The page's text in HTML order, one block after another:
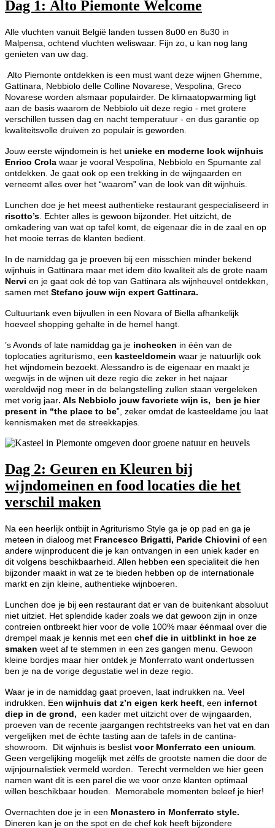
Dag 1: Alto Piemonte Welcome
Alle vluchten vanuit België landen tussen 8u00 en 8u30 in
Malpensa, ochtend vluchten weliswaar. Fijn zo, u kan nog lang
genieten van uw dag.
Alto Piemonte ontdekken is een must want deze wijnen Ghemme,
Gattinara, Nebbiolo delle Colline Novarese, Vespolina, Greco
Novarese worden alsmaar populairder. De klimaatopwarming ligt
aan de basis waarom de Nebbiolo uit deze regio - met grotere
verschillen tussen dag en nacht temperatuur - en dus garantie op
kwaliteitsvolle druiven zo populair is geworden.
Jouw eerste wijndomein is het unieke en moderne look wijnhuis
Enrico Crola waar je vooral Vespolina, Nebbiolo en Spumante zal
ontdekken. Je gaat ook op een trekking in de wijngaarden en
verneemt alles over het “waarom” van de look van dit wijnhuis.
Lunchen doe je het meest authentieke restaurant gespecialiseerd in
risotto’s . Echter alles is gewoon bijzonder. Het uitzicht, de
omkadering van wat op tafel komt, de eigenaar die in de zaal en op
het mooie terras de klanten bedient.
In de namiddag ga je proeven bij een misschien minder bekend
wijnhuis in Gattinara maar met idem dito kwaliteit als de grote naam
Nervi en je gaat ook dé top van Gattinara als wijnheuvel ontdekken,
samen met Stefano jouw wijn expert Gattinara.
Cultuurtank even bijvullen in een Novara of Biella afhankelijk
hoeveel shopping gehalte in de hemel hangt.
’s Avonds of late namiddag ga je inchecken in één van de
toplocaties agriturismo, een kasteeldomein waar je natuurlijk ook
het wijndomein bezoekt. Alessandro is de eigenaar en maakt je
wegwijs in de wijnen uit deze regio die zeker in het najaar
wereldwijd nog meer in de belangstelling zullen staan vergeleken
met vorig jaar. Als Nebbiolo jouw favoriete wijn is, ben je hier
present in “the place to be”, zeker omdat de kasteeldame jou laat
kennismaken met de streekkapjes.
Dag 2: Geuren en Kleuren bij
wijndomeinen en food locaties die het
verschil maken
Na een heerlijk ontbijt in Agriturismo Style ga je op pad en ga je
meteen in dialoog met Francesco Brigatti, Paride Chiovini of een
andere wijnproducent die je kan ontvangen in een uniek kader en
dit volgens beschikbaarheid. Allen hebben een specialiteit die hen
bijzonder maakt in wat ze te bieden hebben op de internationale
markt en zijn kleine, authentieke wijnboeren.
Lunchen doe je bij een restaurant dat er van de buitenkant absoluut
niet uitziet. Het splendide kader zoals we dat gewoon zijn in onze
contreien ontbreekt hier voor de volle 100% maar éénmaal over die
drempel maak je kennis met een chef die in uitblinkt in hoe ze
smaken weet af te stemmen in een zes gangen menu. Gewoon
kleine bordjes maar hier ontdek je Monferrato want ondertussen
ben je na de vorige degustatie wel in deze regio.
Waar je in de namiddag gaat proeven, laat indrukken na. Veel
indrukken. Een wijnhuis dat z’n eigen kerk heeft , een infernot
diep in de grond, een kader met uitzicht over de wijngaarden,
proeven van de recente jaargangen rechtstreeks van het vat en dan
vergelijken met de échte tasting aan de tafels in de cantina-
showroom. Dit wijnhuis is beslist voor Monferrato een unicum
Geen vergelijking mogelijk met zélfs de grootste namen die door de
wijnjournalistiek vermeld worden. Terecht vermelden we hier geen
namen want dit is een parel die we voor onze klanten optimaal
willen beschikbaar houden. Memorabele momenten beleef je hier!
Overnachten doe je in een Monastero in Monferrato style.
Dineren kan je on the spot en de chef kok heeft bijzondere